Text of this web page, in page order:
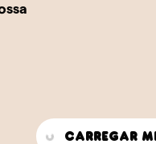
Carregar